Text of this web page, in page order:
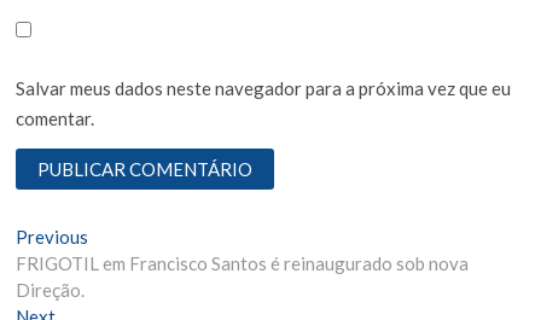
Salvar meus dados neste navegador para a próxima vez que eu
comentar.
N
a
Previous
r
FRIGOTIL em Francisco Santos é reinaugurado sob nova
Direção.